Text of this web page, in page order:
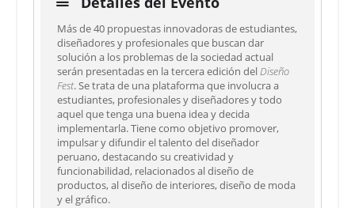
Más de 40 propuestas innovadoras de estudiantes,
diseñadores y profesionales que buscan dar
solución a los problemas de la sociedad actual
serán presentadas en la tercera edición delDiseño
Fest. Se trata de una plataforma que involucra a
estudiantes, profesionales y diseñadores y todo
aquel que tenga una buena idea y decida
implementarla. Tiene como objetivo promover,
impulsar y difundir el talento del diseñador
peruano, destacando su creatividad y
funcionabilidad, relacionados al diseño de
productos, al diseño de interiores, diseño de moda
y el gráfico.